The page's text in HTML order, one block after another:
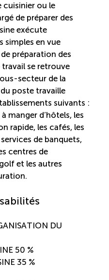
en ligne
cuisinier ou le
de préparer des
exécute
simples en vue
préparation des
se retrouve
secteur de la
poste travaille
suivants :
manger d’hôtels, les
rapide, les cafés, les
de banquets,
centres de
et les autres
DU
50 %
35 %